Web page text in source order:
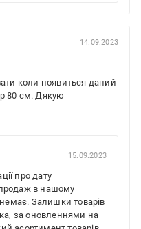
14.09.2023
коли появиться даний
80 см. Дякую
15.09.2023
про дату
в нашому
Залишки товарів
за оновленнями на